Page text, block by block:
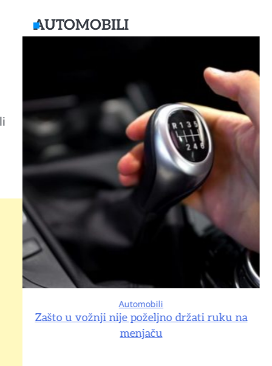
AUTOMOBILI
Automobili
Zašto u vožnji nije poželjno držati ruku na
menjaču